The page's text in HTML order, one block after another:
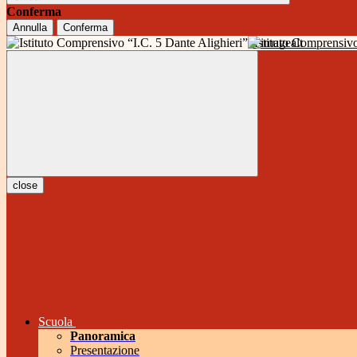
Conferma
Annulla Conferma
Istituto
close
Scuola
Panoramica
Presentazione